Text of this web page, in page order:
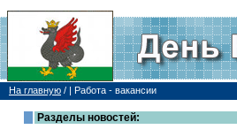
На главную / | Работа - вакансии
Разделы новостей: